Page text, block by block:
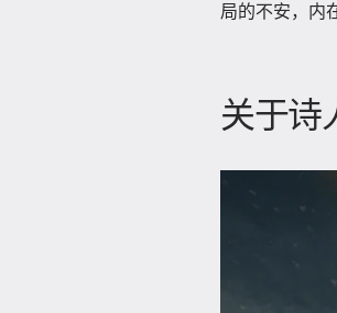
局的不安，内
关于诗